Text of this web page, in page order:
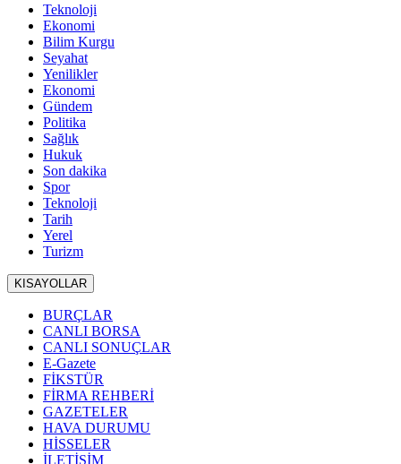
Teknoloji
Ekonomi
Bilim Kurgu
Seyahat
Yenilikler
Ekonomi
Gündem
Politika
Sağlık
Hukuk
Son dakika
Spor
Teknoloji
Tarih
Yerel
Turizm
KISAYOLLAR
BURÇLAR
CANLI BORSA
CANLI SONUÇLAR
E-Gazete
FİKSTÜR
FİRMA REHBERİ
GAZETELER
HAVA DURUMU
HİSSELER
İLETİŞİM